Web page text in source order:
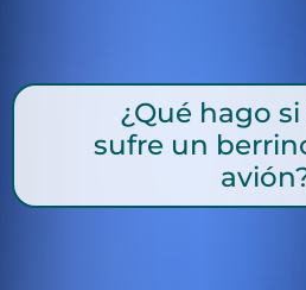
¿Qué hago
sufre un